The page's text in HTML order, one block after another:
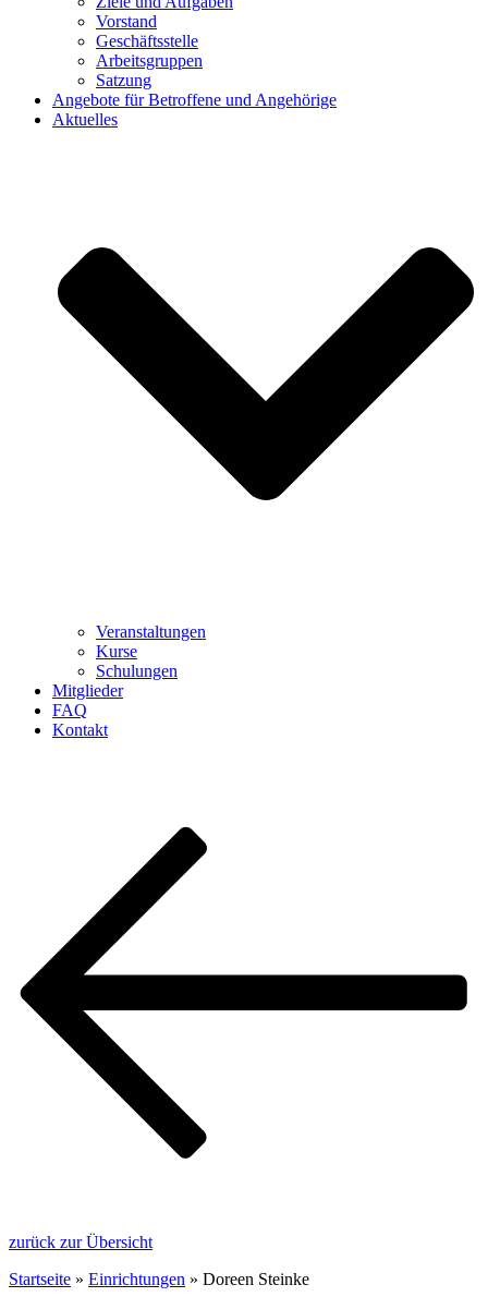
Vorstand
Geschäftsstelle
Arbeitsgruppen
Satzung
Angebote für Betroffene und Angehörige
Aktuelles
Veranstaltungen
Kurse
Schulungen
Mitglieder
FAQ
Kontakt
zurück zur Übersicht
Startseite » Einrichtungen » Doreen Steinke